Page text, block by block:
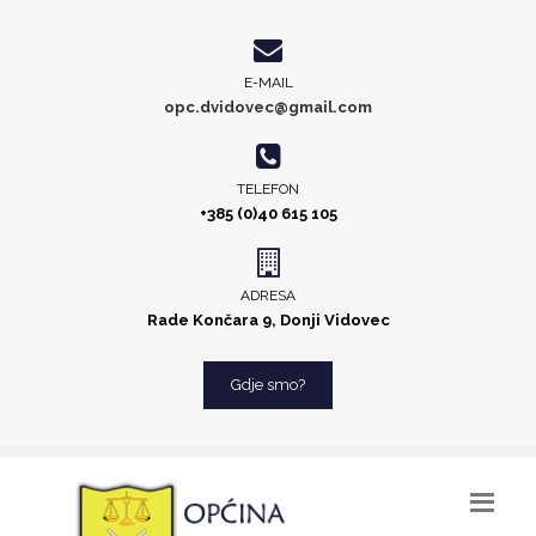
E-MAIL
opc.dvidovec@gmail.com
TELEFON
+385 (0)40 615 105
ADRESA
Rade Končara 9, Donji Vidovec
Gdje smo?